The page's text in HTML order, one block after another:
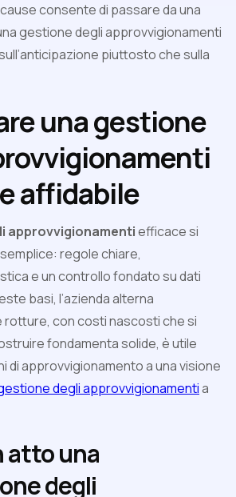
consente di passare da una
gestione degli approvvigionamenti
piuttosto che sulla
una gestione
affidabile
approvvigionamentiefficace si
regole chiare,
e un controllo fondato su dati
basi, l’azienda alterna
con costi nascosti che si
fondamenta solide, è utile
di approvvigionamento a una visione
degli approvvigionamentia
atto una
degli